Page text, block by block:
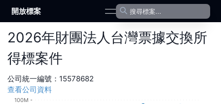
開放標案 open navigation menu
2026年財團法人台灣票據交換所
得標案件
公司統一編號： 15578682
查看公司資料
100M